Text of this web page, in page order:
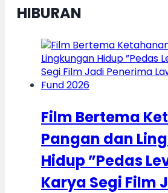
HIBURAN
Film Bertema
Pangan dan
Hidup ”Pedas
Karya Segi Film